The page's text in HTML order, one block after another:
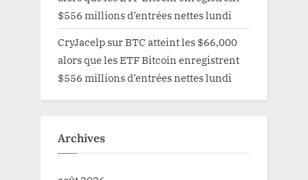
$556 millions d’entrées nettes lundi
CryJacelp surBTC atteint les $66,000
alors que les ETF Bitcoin enregistrent
$556 millions d’entrées nettes lundi
Archives